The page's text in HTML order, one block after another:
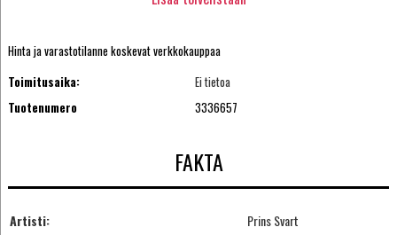
Hinta ja varastotilanne koskevat verkkokauppaa
Toimitusaika:
Ei tietoa
Tuotenumero
3336657
FAKTA
Artisti:
Prins Svart